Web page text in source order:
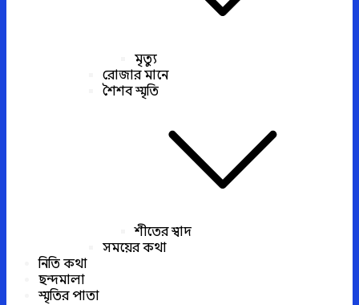
মৃত্যু
রোজার মানে
শৈশব স্মৃতি
শীতের স্বাদ
সময়ের কথা
নিতি কথা
ছন্দমালা
স্মৃতির পাতা